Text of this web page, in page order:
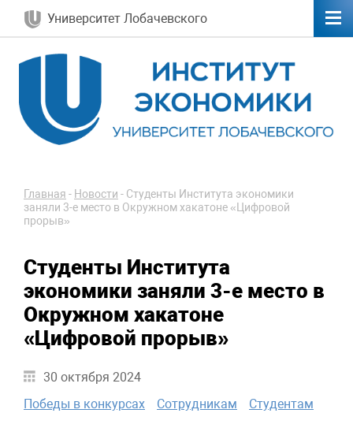
Университет Лобачевского
Главная - Новости - Студенты Института экономики
заняли 3-е место в Окружном хакатоне «Цифровой
прорыв»
Студенты Института
экономики заняли 3-е место в
Окружном хакатоне
«Цифровой прорыв»
30 октября 2024
Победы в конкурсах
Сотрудникам Студентам